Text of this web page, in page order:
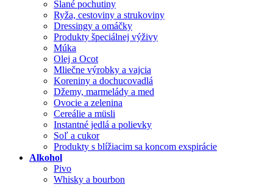
Slané pochutiny
Ryža, cestoviny a strukoviny
Dressingy a omáčky
Produkty špeciálnej výživy
Múka
Olej a Ocot
Mliečne výrobky a vajcia
Koreniny a dochucovadlá
Džemy, marmelády a med
Ovocie a zelenina
Cereálie a müsli
Instantné jedlá a polievky
Soľ a cukor
Produkty s blížiacim sa koncom exspirácie
Alkohol
Pivo
Whisky a bourbon